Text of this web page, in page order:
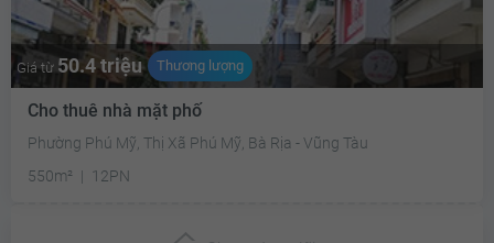
Giá từ 50.4 triệu Thương lượng
Cho thuê nhà mặt phố
Phường Phú Mỹ, Thị Xã Phú Mỹ, Bà Rịa - Vũng Tàu
550m²
12PN